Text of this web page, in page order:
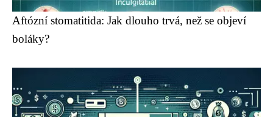
Aftózní stomatitida: Jak dlouho trvá, než se objeví
boláky?